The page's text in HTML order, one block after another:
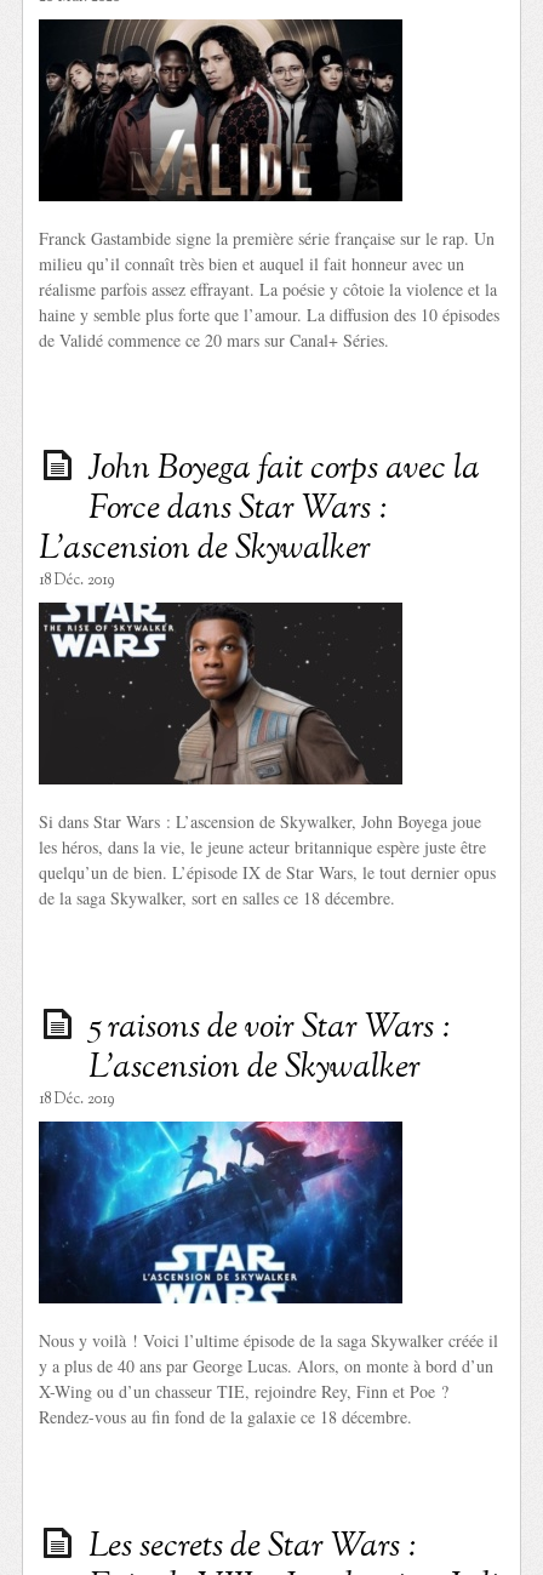
Franck Gastambide signe la première série française sur le rap. Un
milieu qu’il connaît très bien et auquel il fait honneur avec un
réalisme parfois assez effrayant. La poésie y côtoie la violence et la
haine y semble plus forte que l’amour. La diffusion des 10 épisodes
de Validé commence ce 20 mars sur Canal+ Séries.
John Boyega fait corps avec la
Force dans Star Wars :
L’ascension de Skywalker
18 Déc. 2019
Si dans Star Wars : L’ascension de Skywalker, John Boyega joue
les héros, dans la vie, le jeune acteur britannique espère juste être
quelqu’un de bien. L’épisode IX de Star Wars, le tout dernier opus
de la saga Skywalker, sort en salles ce 18 décembre.
5 raisons de voir Star Wars :
L’ascension de Skywalker
18 Déc. 2019
Nous y voilà ! Voici l’ultime épisode de la saga Skywalker créée il
y a plus de 40 ans par George Lucas. Alors, on monte à bord d’un
X-Wing ou d’un chasseur TIE, rejoindre Rey, Finn et Poe ?
Rendez-vous au fin fond de la galaxie ce 18 décembre.
Les secrets de Star Wars :